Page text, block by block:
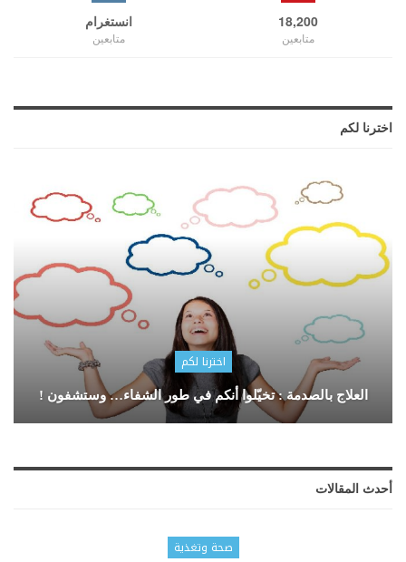
18,200
متابعين
انستغرام
متابعين
اخترنا لكم
اخترنا لكم
العلاج بالصدمة : تخيّلوا أنكم في طور الشفاء… وستشفون !
أحدث المقالات
صحة وتغذية